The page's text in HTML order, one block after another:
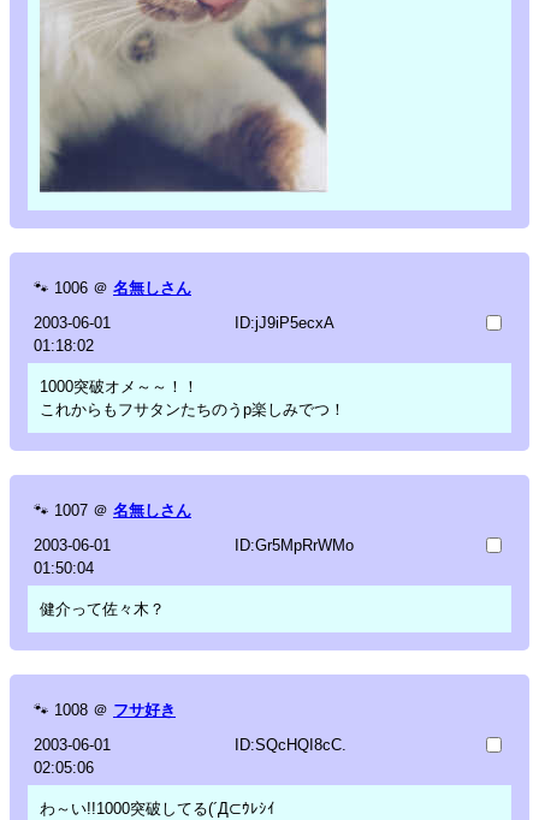
🐾 1006 ＠ 名無しさん
2003-06-01
01:18:02
ID:jJ9iP5ecxA
1000突破オメ～～！！
これからもフサタンたちのうp楽しみでつ！
🐾 1007 ＠ 名無しさん
2003-06-01
01:50:04
ID:Gr5MpRrWMo
健介って佐々木？
🐾 1008 ＠ フサ好き
2003-06-01
02:05:06
ID:SQcHQI8cC.
わ～い!!1000突破してる(´Д⊂ｳﾚｼｲ